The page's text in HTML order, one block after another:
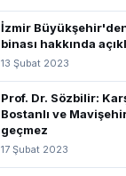
İzmir
binası hakkında
13 Şubat 2023
Prof. Dr. Sözbilir:
Bostanlı ve
geçmez
17 Şubat 2023